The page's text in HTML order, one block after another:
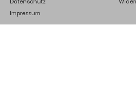
Datenschutz
Impressum